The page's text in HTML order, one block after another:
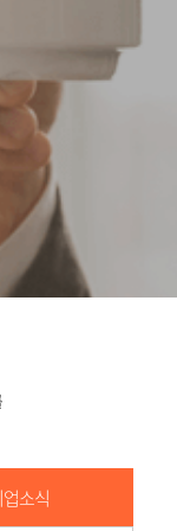
소식